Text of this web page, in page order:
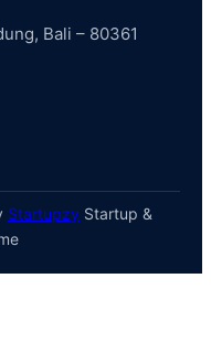
Bali – 80361
Startupzy Startup &